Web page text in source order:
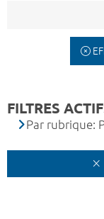
FILTRES
Par rubrique: